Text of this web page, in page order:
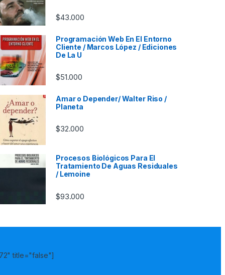
$43.000
Programación Web En El Entorno
Cliente / Marcos López / Ediciones
De La U
$51.000
Amar o Depender/ Walter Riso /
Planeta
$32.000
Procesos Biológicos Para El
Tratamiento De Aguas Residuales
/ Lemoine
$93.000
title="false"]